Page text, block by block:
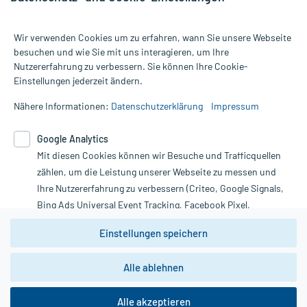
Alle Preise gelten inkl. MwSt., ggf. zzgl. Versandkosten
Informationen auf dieser Website werden ausschließlich für
die Untersuchung und Behandlung durch einen Arzt. Bitte
Therapien eingeleitet werden können. | Diese Webseite benutzt
Google Analytics. Lesen Sie bitte dazu die wichtigen Hinweise in
unserer Datenschutzerklärung. Für den Widerruf einer Bestellung
nutzen Sie das Formular:
Vertrag widerrufen
*Hinweise zu unseren Aktionen und Bewertungen
Wir verwenden Cookies um zu erfahren, wann Sie unsere Webseite
besuchen und wie Sie mit uns interagieren, um Ihre
Nutzererfahrung zu verbessern. Sie können Ihre Cookie-
Einstellungen jederzeit ändern.
Nähere Informationen: Datenschutzerklärung Impressum
Google Analytics
Mit diesen Cookies können wir Besuche und Trafficquellen
zählen, um die Leistung unserer Webseite zu messen und
Ihre Nutzererfahrung zu verbessern (Criteo, Google Signals,
Bing Ads Universal Event Tracking, Facebook Pixel,
Youtube-Social Plugin).
Wir weisen darauf hin, dass die
zwingend den Europäischen Anforderungen gem. EU-
DSGVO genügen und ein Datentransfer in Drittstaaten bzw.
Daten dort verarbeitet werden, kann nicht geprüft und
Einstellungen speichern
Alle ablehnen
Alle akzeptieren